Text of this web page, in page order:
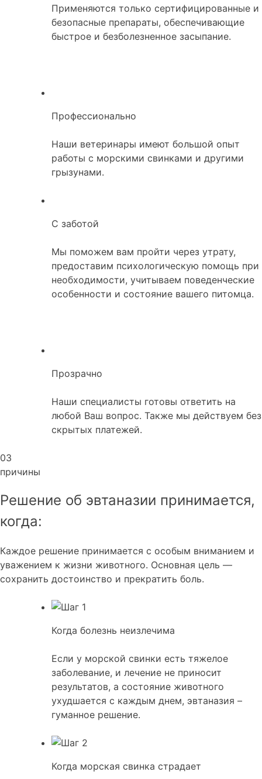
Применяются только сертифицированные и
безопасные препараты, обеспечивающие
быстрое и безболезненное засыпание.
Профессионально
Наши ветеринары имеют большой опыт
работы с морскими свинками и другими
грызунами.
С заботой
Мы поможем вам пройти через утрату,
предоставим психологическую помощь при
необходимости, учитываем поведенческие
особенности и состояние вашего питомца.
Прозрачно
Наши специалисты готовы ответить на
любой Ваш вопрос. Также мы действуем без
скрытых платежей.
03
причины
Решение об эвтаназии принимается,
когда:
Каждое решение принимается с особым вниманием и
уважением к жизни животного. Основная цель —
сохранить достоинство и прекратить боль.
Когда болезнь неизлечима
Если у морской свинки есть тяжелое
заболевание, и лечение не приносит
результатов, а состояние животного
ухудшается с каждым днем, эвтаназия –
гуманное решение.
Когда морская свинка страдает